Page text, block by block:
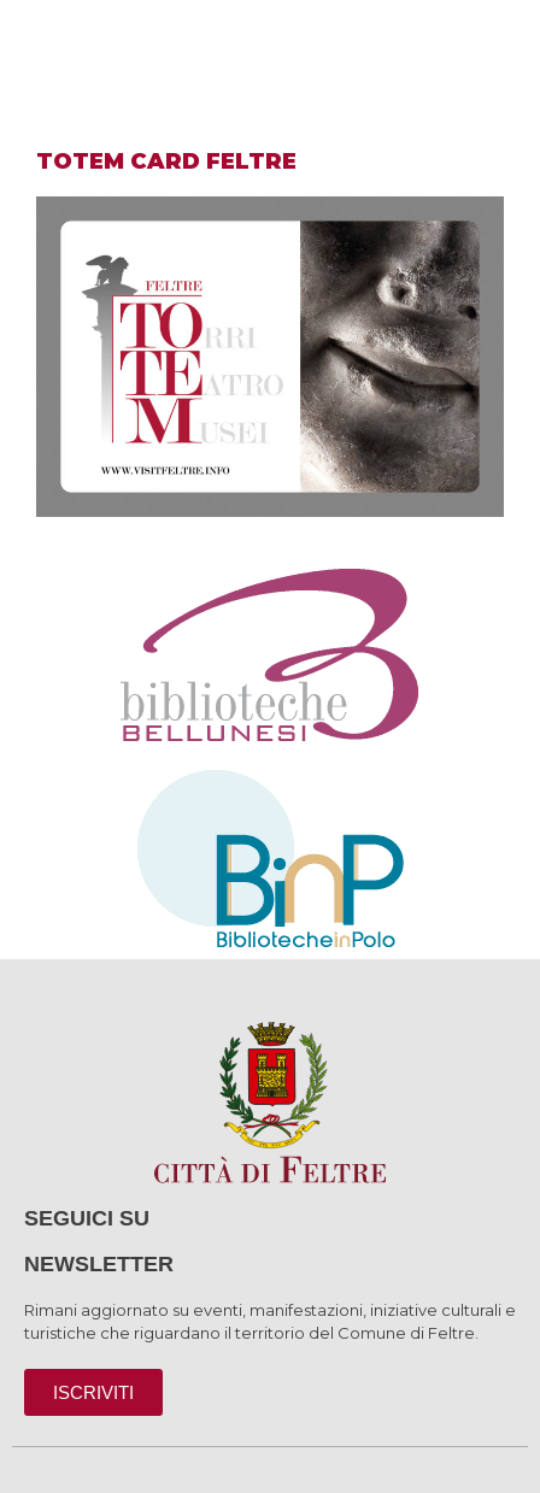
TOTEM CARD FELTRE
SEGUICI SU
NEWSLETTER
Rimani aggiornato su eventi, manifestazioni, iniziative culturali e
turistiche che riguardano il territorio del Comune di Feltre.
ISCRIVITI